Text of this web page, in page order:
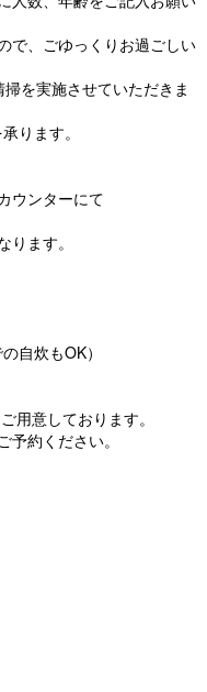
で、ごゆっくりお過ごしい
を実施させていただきま
ります。
ウンターにて
ます。
自炊もOK）
用意しております。
約ください。